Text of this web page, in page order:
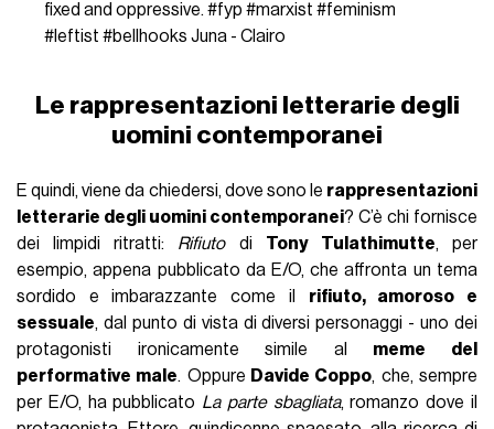
fixed and oppressive. #fyp #marxist #feminism
#leftist #bellhooks Juna - Clairo
Le rappresentazioni letterarie degli
uomini contemporanei
E quindi, viene da chiedersi, dove sono le rappresentazioni
letterarie degli uomini contemporanei? C’è chi fornisce
dei limpidi ritratti: Rifiutodi Tony Tulathimutte, per
esempio, appena pubblicato da E/O, che affronta un tema
sordido e imbarazzante come il rifiuto, amoroso e
sessuale, dal punto di vista di diversi personaggi - uno dei
protagonisti ironicamente simile al meme del
performative male. Oppure Davide Coppo, che, sempre
per E/O, ha pubblicato La parte sbagliata, romanzo dove il